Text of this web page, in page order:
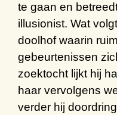
te gaan en
illusionist. Wat
doolhof waarin
gebeurtenissen
zoektocht lijkt hij
haar vervolgens
verder hij